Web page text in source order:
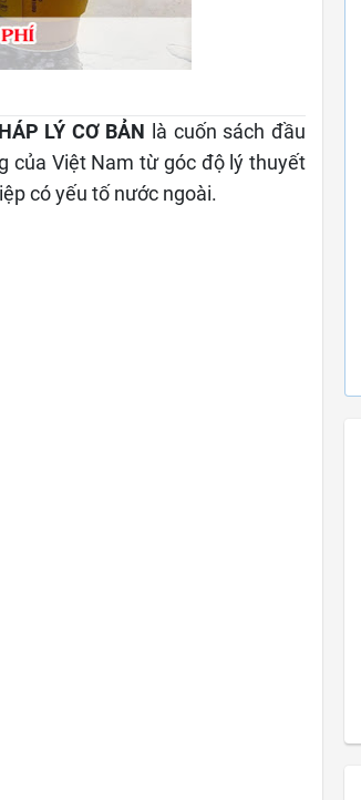
LÝ CƠ BẢN
là cuốn sách đầu
của Việt Nam từ góc độ lý thuyết
có yếu tố nước ngoài.